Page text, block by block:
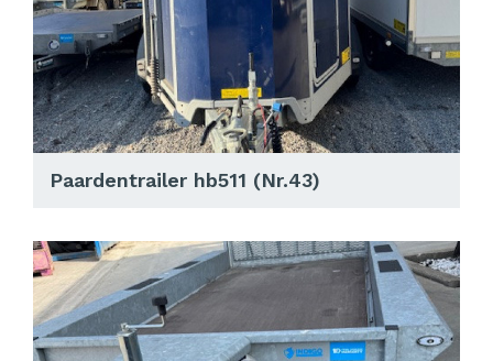
Paardentrailer hb511 (Nr.43)